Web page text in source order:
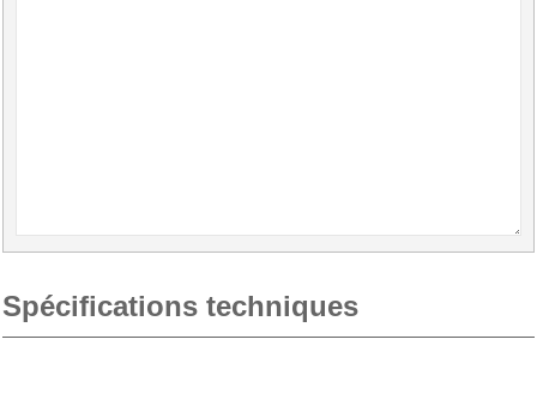
Spécifications techniques